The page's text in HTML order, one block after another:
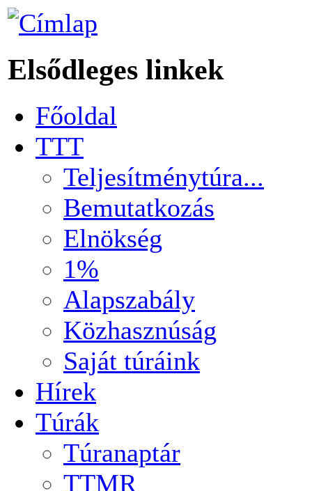
Elsődleges linkek
Főoldal
TTT
Teljesítménytúra...
Bemutatkozás
Elnökség
1%
Alapszabály
Közhasznúság
Saját túráink
Hírek
Túrák
Túranaptár
TTMR